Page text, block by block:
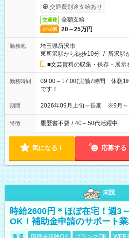
交通費別途支給あり
交通費 全額支給
月収例 20～25万円
勤務地
埼玉県所沢市
東所沢駅から徒歩10分 / 所沢駅
■文芸資料の収集・保存・展示
勤務時間
09:00～17:00(実働7時間 休憩1
です！
期間 2026年09月上旬～長期 ※9月～
特徴 履歴書不要 / 40～50代活躍中
気になる！ 応募する
未読
時給2600円＊ほぼ在宅！週3
OK！補助金申請のサポート
派遣 職種未経験OK ブランクOK WEB